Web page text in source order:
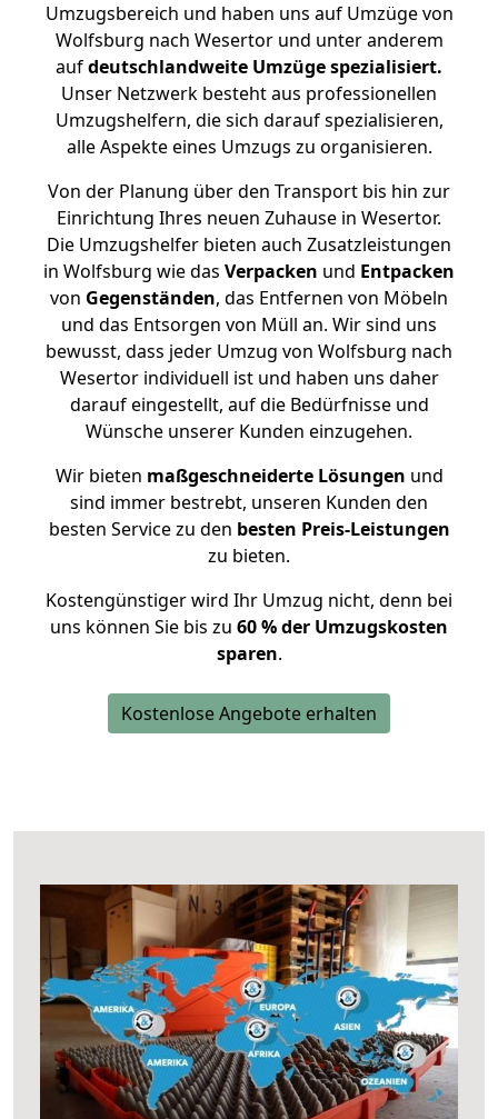
Umzugsbereich und haben uns auf Umzüge von
Wolfsburg nach Wesertor und unter anderem
aufdeutschlandweite Umzüge spezialisiert.
Unser Netzwerk besteht aus professionellen
Umzugshelfern, die sich darauf spezialisieren,
alle Aspekte eines Umzugs zu organisieren.
Von der Planung über den Transport bis hin zur
Einrichtung Ihres neuen Zuhause in Wesertor.
Die Umzugshelfer bieten auch Zusatzleistungen
in Wolfsburg wie das Verpacken und Entpacken
von Gegenständen, das Entfernen von Möbeln
und das Entsorgen von Müll an. Wir sind uns
bewusst, dass jeder Umzug von Wolfsburg nach
Wesertor individuell ist und haben uns daher
darauf eingestellt, auf die Bedürfnisse und
Wünsche unserer Kunden einzugehen.
Wir bieten maßgeschneiderte Lösungen und
sind immer bestrebt, unseren Kunden den
besten Service zu den besten Preis-Leistungen
zu bieten.
Kostengünstiger wird Ihr Umzug nicht, denn bei
uns können Sie bis zu 60 % der Umzugskosten
sparen.
Kostenlose Angebote erhalten